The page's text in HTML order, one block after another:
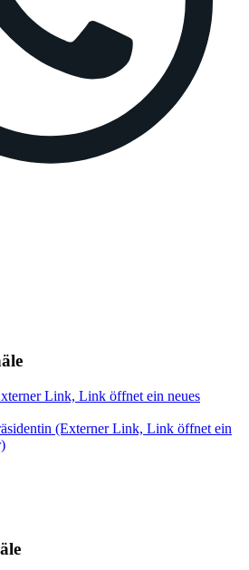
Link, Link öffnet ein neues
(Externer Link, Link öffnet ein